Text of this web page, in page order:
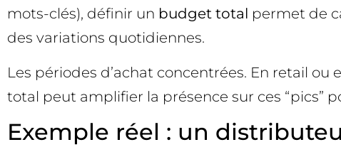
mots-clés), définir un budget total permet de
des variations quotidiennes.
Les périodes d’achat concentrées. En retail
total peut amplifier la présence sur ces “pics”
Exemple réel : un